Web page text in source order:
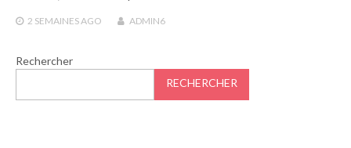
2 SEMAINES AGO ADMIN6
Rechercher
RECHERCHER